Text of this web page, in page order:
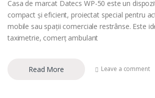
Casa de marcat Datecs WP-50 este un
compact și eficient, proiectat special pentru
mobile sau spații comerciale restrânse. Este
taximetrie, comerț ambulant
Read More Leave a comment